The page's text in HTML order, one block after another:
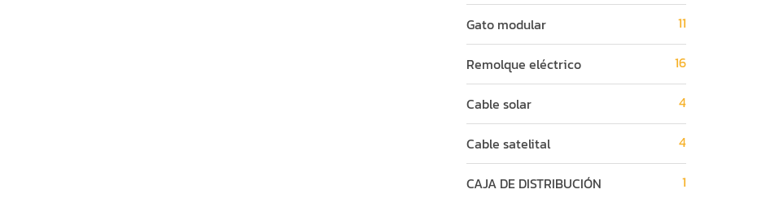
Gato modular 11
Remolque eléctrico 16
Cable solar 4
Cable satelital 4
CAJA DE DISTRIBUCIÓN 1